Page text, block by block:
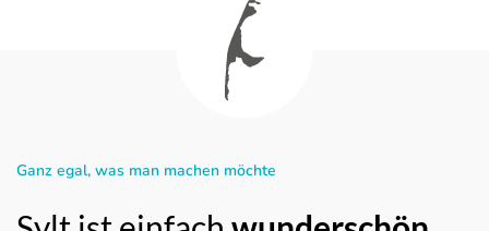
Ganz egal, was man machen möchte